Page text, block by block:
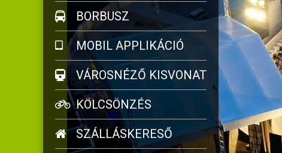
BORBUSZ
MOBIL APPLIKÁCIÓ
VÁROSNÉZŐ KISVONAT
KÖLCSÖNZÉS
SZÁLLÁSKERESŐ